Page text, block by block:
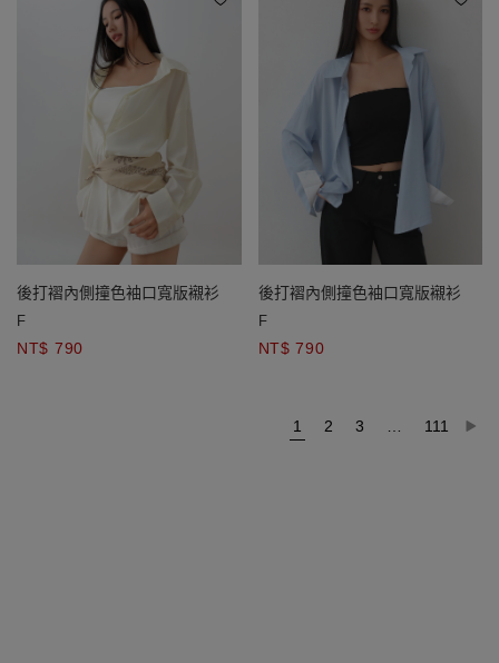
後打褶內側撞色袖口寬版襯衫
F
NT$ 790
後打褶內側撞色袖口寬版襯衫
F
NT$ 790
1 2 3 111